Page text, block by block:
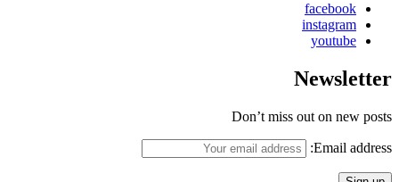
facebook
instagram
youtube
Newsletter
Don’t miss out on new posts
Email address: